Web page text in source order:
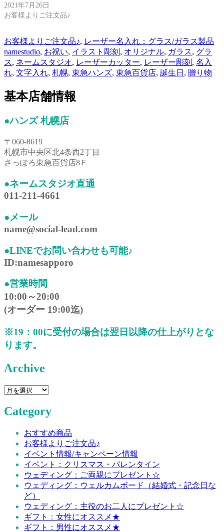
2021年7月26日
お客様よりご注文品♪
お客様よりご注文品♪, レーザー名入れ：グラス/ガラス製品
namestudio, お祝い, イラスト彫刻 , オリジナル, ガラス, グラ
ス, ネームスタジオ, レーザーカッター, レーザー彫刻 , 名入
れ, 文字入れ, 札幌, 東急ハンズ, 東急百貨店, 誕生日 , 贈り物
基本店舗情報
●ハンズ 札幌店
〒060-8619
札幌市中央区北4条西2丁目
さっぽろ東急百貨店8Ｆ
●ネームスタジオ直通
011-211-4661
●メール
name@social-lead.com
●LINEでお問い合わせも可能♪
ID:namesapporo
●営業時間
10:00～20:00
(オーダー 19:00迄)
※19：00に受付の場合は翌日以降の仕上がりとな
ります。
Archive
Category
おすすめ商品
お客様よりご注文品♪
イベント情報/キャンペーン情報
イベント：クリスマス・バレンタイン
ウェディング：ご両親にプレゼント☆
ウェディング：ウェルカムボード（結婚式・記念日な
ど）
ウェディング：主役のお二人にプレゼント☆
ギフト：女性にオススメ★
ギフト：男性にオススメ★